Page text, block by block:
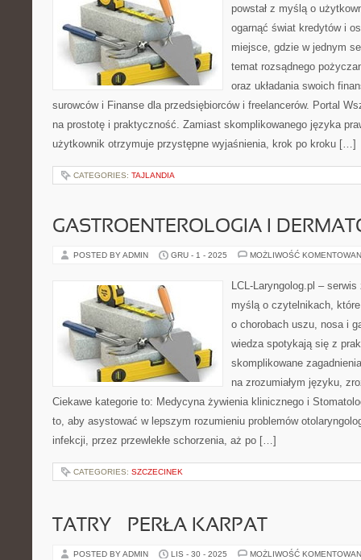
powstał z myślą o
ogarnąć świat kredytów i
miejsce, gdzie w jednym
temat rozsądnego
oraz układania swoich
surowców i Finanse dla przedsiębiorców i freelancerów. Portal
na prostotę i praktyczność. Zamiast skomplikowanego języka
użytkownik otrzymuje przystępne wyjaśnienia, krok po kroku […]
CATEGORIES: TAJLANDIA
GASTROENTEROLOGIA I
POSTED BY ADMIN GRU - 1 - 2025 MOŻLIWOŚĆ
LCL-Laryngolog.pl –
myślą o czytelnikach,
o chorobach uszu, nosa i
wiedza spotykają się z
skomplikowane
na zrozumiałym języku,
Ciekawe kategorie to: Medycyna żywienia klinicznego i
to, aby asystować w lepszym rozumieniu problemów
infekcji, przez przewlekłe schorzenia, aż po […]
CATEGORIES: SZCZECINEK
TATRY – PERŁA KARPAT
POSTED BY ADMIN LIS - 30 - 2025 MOŻLIWOŚĆ